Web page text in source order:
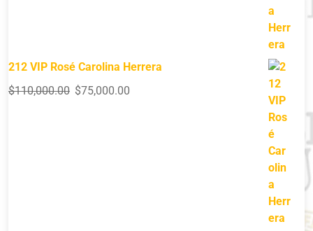
212 VIP Rosé Carolina Herrera
$110,000.00 $75,000.00